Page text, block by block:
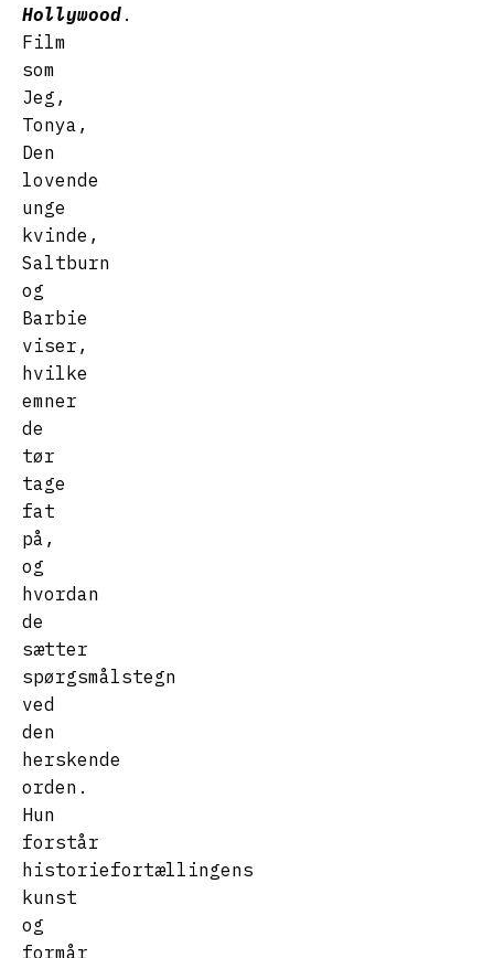
Hollywood .
Film
som
Jeg,
Tonya,
Den
lovende
unge
kvinde,
Saltburn
og
Barbie
viser,
hvilke
emner
de
tør
tage
fat
på,
og
hvordan
de
sætter
spørgsmålstegn
ved
den
herskende
orden.
Hun
forstår
historiefortællingens
kunst
og
formår